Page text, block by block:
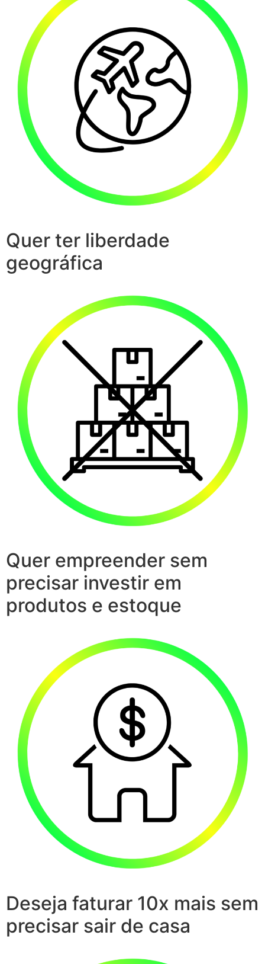
Quer ter liberdade
geográfica
Quer empreender sem
precisar investir em
produtos e estoque
Deseja faturar 10x mais sem
precisar sair de casa